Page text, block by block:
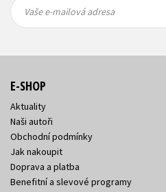
mailová
mailová
Vaše e-mailová adresa
E-SHOP
Aktuality
Naši autoři
Obchodní podmínky
Jak nakoupit
Doprava a platba
Benefitní a slevové programy